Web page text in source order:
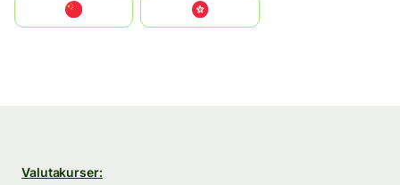
中國香港特別行政區
Valutakurser: